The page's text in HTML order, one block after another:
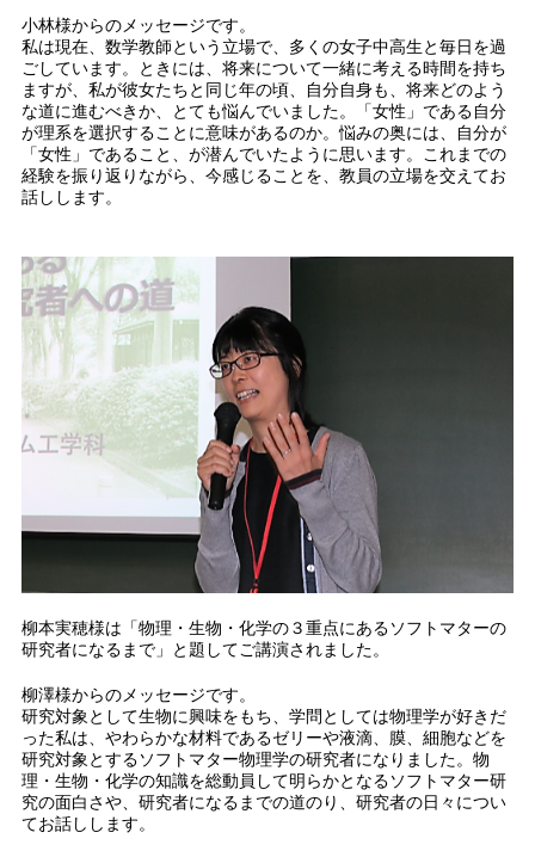
小林様からのメッセージです。
私は現在、数学教師という立場で、多くの女子中高生と毎日を過
ごしています。ときには、将来について一緒に考える時間を持ち
ますが、私が彼女たちと同じ年の頃、自分自身も、将来どのよう
な道に進むべきか、とても悩んでいました。「女性」である自分
が理系を選択することに意味があるのか。悩みの奥には、自分が
「女性」であること、が潜んでいたように思います。これまでの
経験を振り返りながら、今感じることを、教員の立場を交えてお
話しします。
柳本実穂様は「物理・生物・化学の３重点にあるソフトマターの
研究者になるまで」と題してご講演されました。
柳澤様からのメッセージです。
研究対象として生物に興味をもち、学問としては物理学が好きだ
った私は、やわらかな材料であるゼリーや液滴、膜、細胞などを
研究対象とするソフトマター物理学の研究者になりました。物
理・生物・化学の知識を総動員して明らかとなるソフトマター研
究の面白さや、研究者になるまでの道のり、研究者の日々につい
てお話しします。